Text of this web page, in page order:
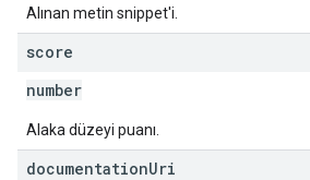
Alınan metin snippet'i.
score
number
Alaka düzeyi puanı.
documentationUri